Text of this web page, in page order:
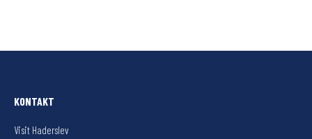
KONTAKT
Visit Haderslev